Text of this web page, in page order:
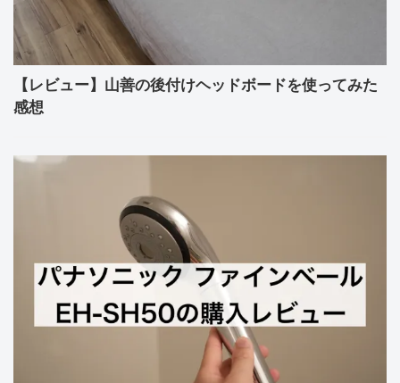
【レビュー】山善の後付けヘッドボードを使ってみた
感想